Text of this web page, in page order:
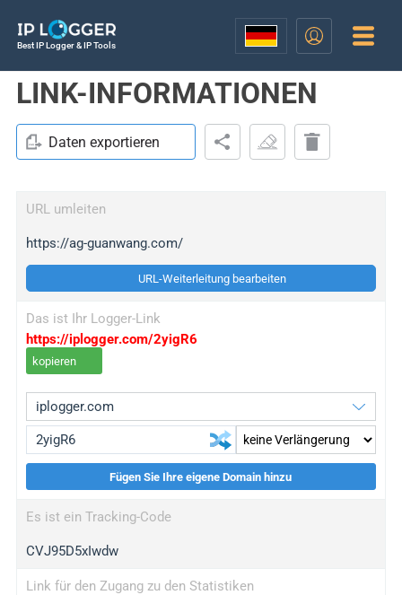
Best IP Logger & IP Tools
LINK-INFORMATIONEN
Daten exportieren
URL umleiten
https://ag-guanwang.com/
URL-Weiterleitung bearbeiten
Das ist Ihr Logger-Link
https://iplogger.com/2yigR6
kopieren
wl.gl
ed.tc
bc.ax
Fügen Sie Ihre eigene Domain hinzu
Es ist ein Tracking-Code
CVJ95D5xIwdw
Link für den Zugang zu den Statistiken